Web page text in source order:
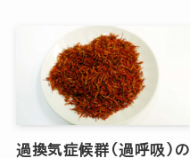
過換気症候群（過呼吸）の